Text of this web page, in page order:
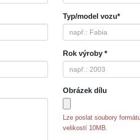
Typ/model vozu*
Rok výroby *
Obrázek dílu
Lze poslat soubory
velikostí 10MB.